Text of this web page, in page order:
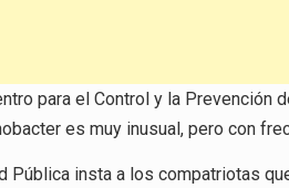
para el Control y la Prevención
es muy inusual, pero con
Pública insta a los compatriotas